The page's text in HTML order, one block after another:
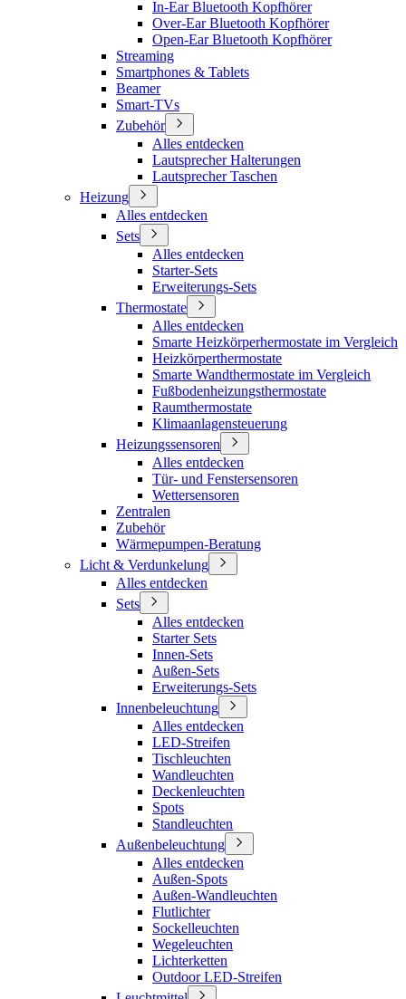
In-Ear Bluetooth Kopfhörer
Over-Ear Bluetooth Kopfhörer
Open-Ear Bluetooth Kopfhörer
Streaming
Smartphones & Tablets
Beamer
Smart-TVs
Zubehör
Alles entdecken
Lautsprecher Halterungen
Lautsprecher Taschen
Heizung
Alles entdecken
Sets
Alles entdecken
Starter-Sets
Erweiterungs-Sets
Thermostate
Alles entdecken
Smarte Heizkörperhermostate im Vergleich
Heizkörperthermostate
Smarte Wandthermostate im Vergleich
Fußbodenheizungsthermostate
Raumthermostate
Klimaanlagensteuerung
Heizungssensoren
Alles entdecken
Tür- und Fenstersensoren
Wettersensoren
Zentralen
Zubehör
Wärmepumpen-Beratung
Licht & Verdunkelung
Alles entdecken
Sets
Alles entdecken
Starter Sets
Innen-Sets
Außen-Sets
Erweiterungs-Sets
Innenbeleuchtung
Alles entdecken
LED-Streifen
Tischleuchten
Wandleuchten
Deckenleuchten
Spots
Standleuchten
Außenbeleuchtung
Alles entdecken
Außen-Spots
Außen-Wandleuchten
Flutlichter
Sockelleuchten
Wegeleuchten
Lichterketten
Outdoor LED-Streifen